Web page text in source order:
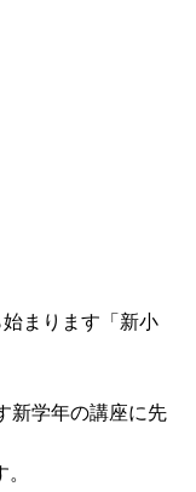
まります「新小
新学年の講座に先